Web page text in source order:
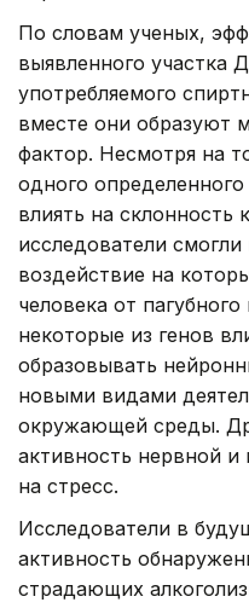
По словам ученых,
выявленного участка
употребляемого
вместе они образуют
фактор. Несмотря на
одного
влиять на склонность
исследователи
воздействие на
человека от
некоторые из генов
образовывать
новыми видами
окружающей среды.
активность нервной
на стресс.
Исследователи в
активность
страдающих